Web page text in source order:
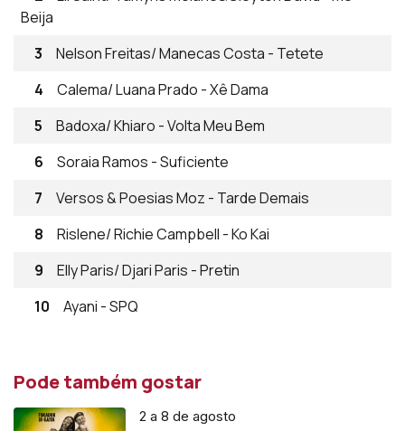
Beija
3
Nelson Freitas/ Manecas Costa - Tetete
4
Calema/ Luana Prado - Xê Dama
5
Badoxa/ Khiaro - Volta Meu Bem
6
Soraia Ramos - Suficiente
7
Versos & Poesias Moz - Tarde Demais
8
Rislene/ Richie Campbell - Ko Kai
9
Elly Paris/ Djari Paris - Pretin
10
Ayani - SPQ
Pode também gostar
2 a 8 de agosto